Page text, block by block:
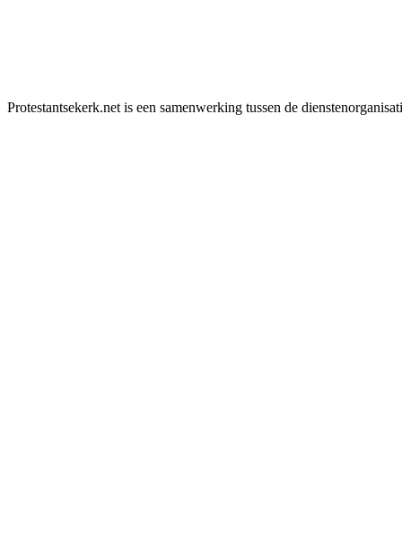
Protestantsekerk.net is een samenwerking tussen de